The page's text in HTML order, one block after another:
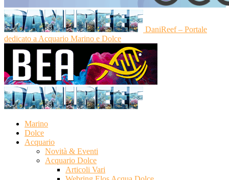
DaniReef – Portale
dedicato a Acquario Marino e Dolce
Marino
Dolce
Acquario
Novità & Eventi
Acquario Dolce
Articoli Vari